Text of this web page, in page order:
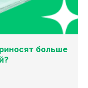
больше